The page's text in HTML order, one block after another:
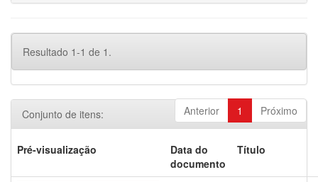
Resultado 1-1 de 1.
Anterior 1 Próximo
Conjunto de itens:
Pré-visualização
Data do
documento
Título